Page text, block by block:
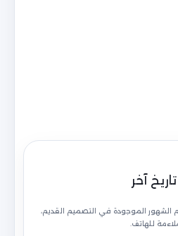
آخر
الشهور الموجودة في التصميم القديم،
للهاتف.